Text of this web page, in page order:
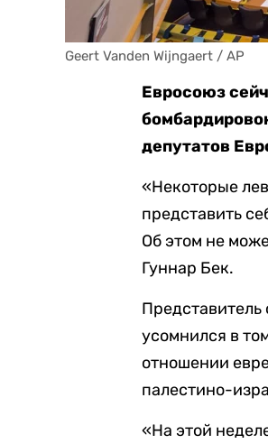
Geert Vanden Wijngaert / AP
Евросоюз
депутатов
«Некоторые
представить
Об этом не
Гуннар Бек.
усомнился в
отношении
палестино-
«На этой